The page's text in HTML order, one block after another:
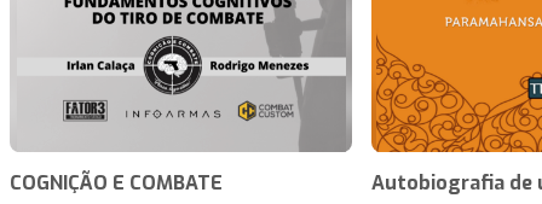
COGNIÇÃO E COMBATE Autobiografia de